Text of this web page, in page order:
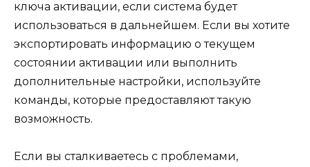
ключа активации, если система будет
использоваться в дальнейшем. Если вы хотите
экспортировать информацию о текущем
состоянии активации или выполнить
дополнительные настройки, используйте
команды, которые предоставляют такую
возможность.
Если вы сталкиваетесь с проблемами,